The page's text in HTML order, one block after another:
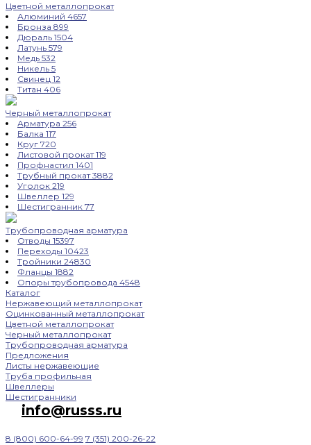
Цветной металлопрокат
Алюминий 4657
Бронза 899
Дюраль 1504
Латунь 579
Медь 532
Никель 5
Свинец 12
Титан 406
Черный металлопрокат
Арматура 256
Балка 117
Круг 720
Листовой прокат119
Профнастил 1401
Трубный прокат3882
Уголок 219
Швеллер 129
Шестигранник 77
Трубопроводная арматура
Отводы 15397
Переходы 10423
Тройники 24830
Фланцы 1882
Опоры трубопровода 4548
Каталог
Нержавеющий металлопрокат
Оцинкованный металлопрокат
Цветной металлопрокат
Черный металлопрокат
Трубопроводная арматура
Предложения
Листы нержавеющие
Труба профильная
Швеллеры
Шестигранники
info@russs.ru
8 (800) 600-64-99 7 (351) 200-26-22